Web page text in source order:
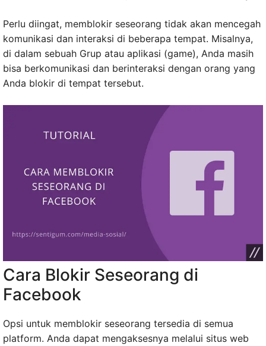
Perlu diingat, memblokir seseorang tidak akan mencegah
komunikasi dan interaksi di beberapa tempat. Misalnya,
di dalam sebuah Grup atau aplikasi (game), Anda masih
bisa berkomunikasi dan berinteraksi dengan orang yang
Anda blokir di tempat tersebut.
Cara Blokir Seseorang di
Facebook
Opsi untuk memblokir seseorang tersedia di semua
platform. Anda dapat mengaksesnya melalui situs web